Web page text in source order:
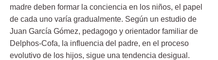
madre deben formar la conciencia en los niños, el papel
de cada uno varía gradualmente. Según un estudio de
Juan García Gómez, pedagogo y orientador familiar de
Delphos-Cofa, la influencia del padre, en el proceso
evolutivo de los hijos, sigue una tendencia desigual.